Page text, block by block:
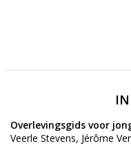
Overlevingsgids voor
Veerle Stevens, Jérôme